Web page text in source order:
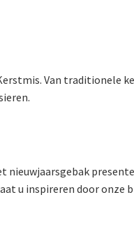
Van traditionele
nieuwjaarsgebak
u inspireren door onze